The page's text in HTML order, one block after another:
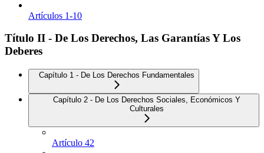
Artículos 1-10
Título II - De Los Derechos, Las Garantías Y Los
Deberes
Capítulo 1 - De Los Derechos Fundamentales
Capítulo 2 - De Los Derechos Sociales, Económicos Y
Culturales
Artículo 42